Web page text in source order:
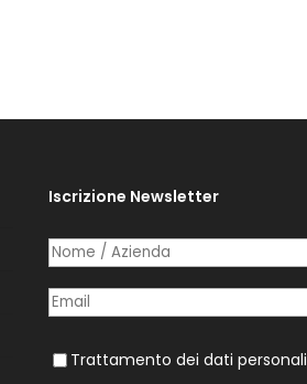
Iscrizione Newsletter
Nome /​ Azienda
Posta elettronica
Trattamento dei dati personali
Trattamento dei dati personali